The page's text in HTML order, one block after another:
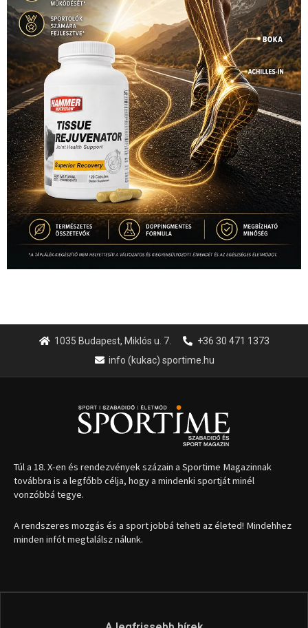
1035 Budapest, Miklós u. 7.
+36 30 471 1373